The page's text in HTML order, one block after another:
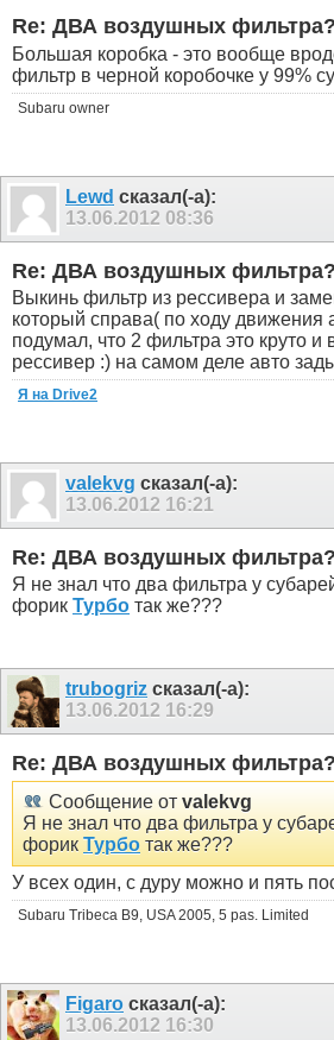
Re: ДВА воздушных
Большая коробка - это вообще
фильтр в черной коробочке у 99%
Subaru owner
Lewd сказал(-а):
13.06.2012 08:36
Re: ДВА воздушных
Выкинь фильтр из рессивера и
который справа( по ходу движения
подумал, что 2 фильтра это круто и
рессивер :) на самом деле авто
Я на Drive2
valekvg сказал(-а):
13.06.2012 16:21
Re: ДВА воздушных
Я не знал что два фильтра у
форик Турбо так же???
trubogriz сказал(-а):
13.06.2012 16:29
Re: ДВА воздушных
Сообщение от valekvg
Я не знал что два фильтра у
форик Турбо так же???
У всех один, с дуру можно и пять
Subaru Tribeca B9, USA 2005, 5 pas. Limited
Figaro сказал(-а):
13.06.2012 16:30